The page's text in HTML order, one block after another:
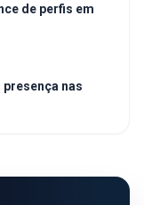
de perfis em
nas